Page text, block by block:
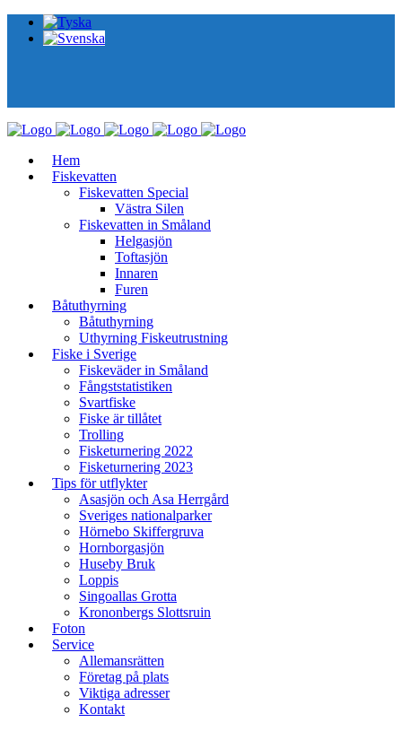
Hem
Fiskevatten
Fiskevatten Special
Västra Silen
Fiskevatten in Småland
Helgasjön
Toftasjön
Innaren​
Furen
Båtuthyrning
Båtuthyrning
Uthyrning Fiskeutrustning
Fiske i Sverige
Fiskeväder in Småland
Fångststatistiken
Svartfiske
Fiske är tillåtet
Trolling
Fisketurnering 2022
Fisketurnering 2023
Tips för utflykter
Asasjön och Asa Herrgård​
Sveriges nationalparker
Hörnebo Skiffergruva
Hornborgasjön
Huseby Bruk​
Loppis
Singoallas Grotta
Krononbergs Slottsruin​
Foton
Service
Allemansrätten
Företag på plats
Viktiga adresser
Kontakt